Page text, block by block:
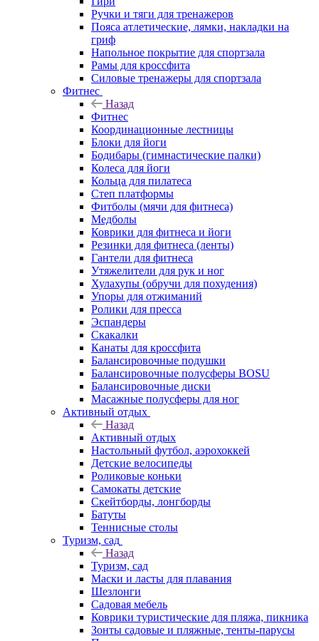
Ручки и тяги для тренажеров
Пояса атлетические, лямки, накладки на
гриф
Напольное покрытие для спортзала
Рамы для кроссфита
Силовые тренажеры для спортзала
Фитнес
Назад
Фитнес
Координационные лестницы
Блоки для йоги
Бодибары (гимнастические палки)
Колеса для йоги
Кольца для пилатеса
Степ платформы
Фитболы (мячи для фитнеса)
Медболы
Коврики для фитнеса и йоги
Резинки для фитнеса (ленты)
Гантели для фитнеса
Утяжелители для рук и ног
Хулахупы (обручи для похудения)
Упоры для отжиманий
Ролики для пресса
Эспандеры
Скакалки
Канаты для кроссфита
Балансировочные подушки
Балансировочные полусферы BOSU
Балансировочные диски
Масажные полусферы для ног
Активный отдых
Назад
Активный отдых
Настольный футбол, аэрохоккей
Детские велосипеды
Роликовые коньки
Самокаты детские
Скейтборды, лонгборды
Батуты
Теннисные столы
Туризм, сад
Назад
Туризм, сад
Маски и ласты для плавания
Шезлонги
Садовая мебель
Коврики туристические для пляжа, пикника
Зонты садовые и пляжные, тенты-парусы